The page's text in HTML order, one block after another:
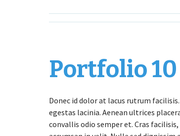
Portfolio 10
Donec id dolor at lacus rutrum
egestas lacinia. Aenean ultrices
convallis odio semper et. Cras